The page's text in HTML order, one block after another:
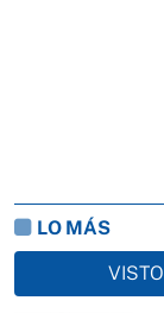
LO MÁS
VISTO